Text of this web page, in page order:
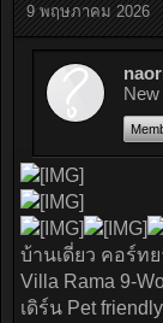
9 พฤษภาคม 2026
บ้านเดี่ยว คอร์ท
Villa Rama 9-
เดิร์น Pet friendly